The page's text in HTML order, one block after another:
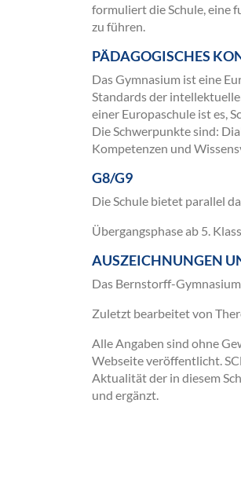
formuliert die Schule, eine
zu führen.
PÄDAGOGISCHES
Das Gymnasium ist eine
Standards der
einer Europaschule ist es,
Die Schwerpunkte sind:
Kompetenzen und
G8/G9
Die Schule bietet parallel
Übergangsphase ab 5.
AUSZEICHNUNGEN
Das Bernstorff-
Zuletzt bearbeitet von
Alle Angaben sind ohne
Webseite veröffentlicht.
Aktualität der in diesem
und ergänzt.